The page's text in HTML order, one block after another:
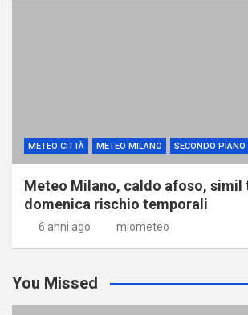
METEO CITTÀ METEO MILANO SECONDO PIANO
Meteo Milano, caldo afoso, simil
domenica rischio temporali
6 anni ago miometeo
You Missed